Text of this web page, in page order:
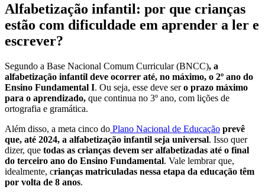
Alfabetização infantil: por que crianças
estão com dificuldade em aprender a ler e
escrever?
Segundo a Base Nacional Comum Curricular (BNCC), a
alfabetização infantil deve ocorrer até, no máximo, o 2º ano do
Ensino Fundamental I. Ou seja, esse deve sero prazo máximo
para o aprendizado, que continua no 3º ano, com lições de
ortografia e gramática.
Além disso, a meta cinco do Plano Nacional de Educação prevê
que, até 2024, a alfabetização infantil seja universal. Isso quer
dizer, que todas as crianças devem ser alfabetizadas até o final
do terceiro ano do Ensino Fundamental. Vale lembrar que,
idealmente, crianças matriculadas nessa etapa da educação têm
por volta de 8 anos.